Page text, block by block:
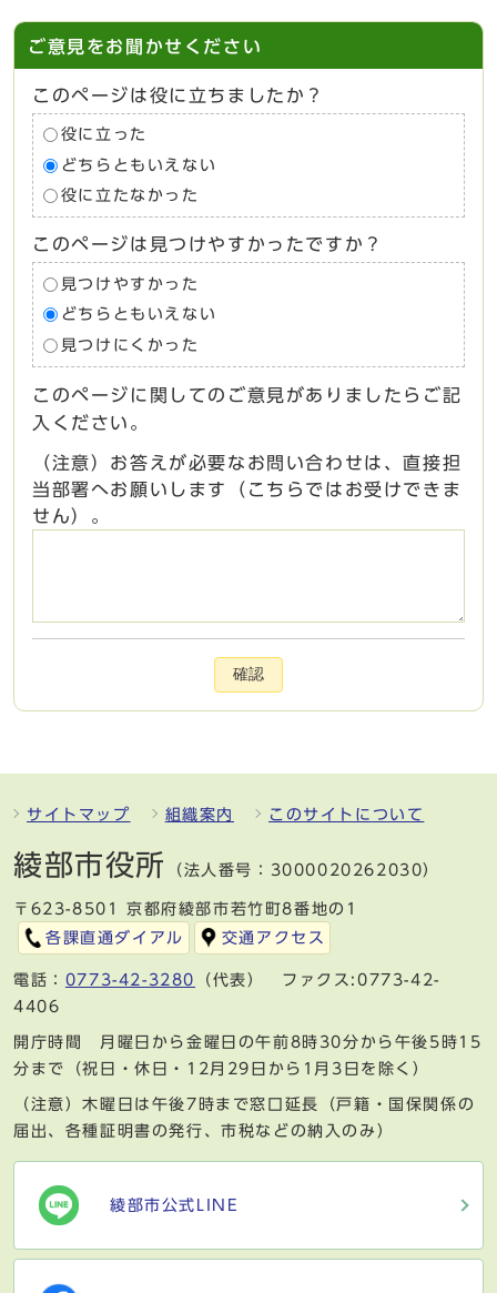
ご意見をお聞かせください
このページは役に立ちましたか？
役に立った
どちらともいえない
役に立たなかった
このページは見つけやすかったですか？
見つけやすかった
どちらともいえない
見つけにくかった
このページに関してのご意見がありましたらご記
入ください。
（注意）お答えが必要なお問い合わせは、直接担
当部署へお願いします（こちらではお受けできま
せん）。
確認
サイトマップ 組織案内 このサイトについて
綾部市役所 （法人番号：3000020262030）
〒623-8501 京都府綾部市若竹町8番地の1
各課直通ダイアル
交通アクセス
電話： 0773-42-3280
（代表） ファクス:0773-42-
4406
開庁時間 月曜日から金曜日の午前8時30分から午後5時15
分まで（祝日・休日・12月29日から1月3日を除く）
（注意）木曜日は午後7時まで窓口延長（戸籍・国保関係の
届出、各種証明書の発行、市税などの納入のみ）
綾部市公式LINE